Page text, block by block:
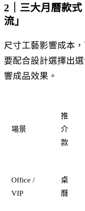
2｜三大月曆款
流」
尺寸工藝影響成本
要配合設計選擇出
響成品效果。
場景
推
介
款
Office /
VIP
桌
曆